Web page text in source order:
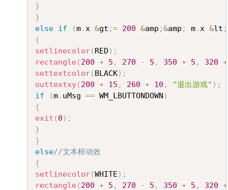
}
}
else if (m. x &gt ;= 200 &amp ;&amp ; m. x &lt ;
{
setlinecolor( RED ) ;
rectangle( 200 + 5 , 270 - 5 , 350 + 5 , 320 +
settextcolor( BLACK) ;
outtextxy( 200 + 15 , 260 + 10 , "退出游戏" ) ;
if
(m. uMsg == WM_LBUTTONDOWN )
{
exit ( 0 ) ;
}
}
else//文本框动效
{
setlinecolor(WHITE ) ;
rectangle( 200 + 5 , 270 - 5 , 350 + 5 , 320 +